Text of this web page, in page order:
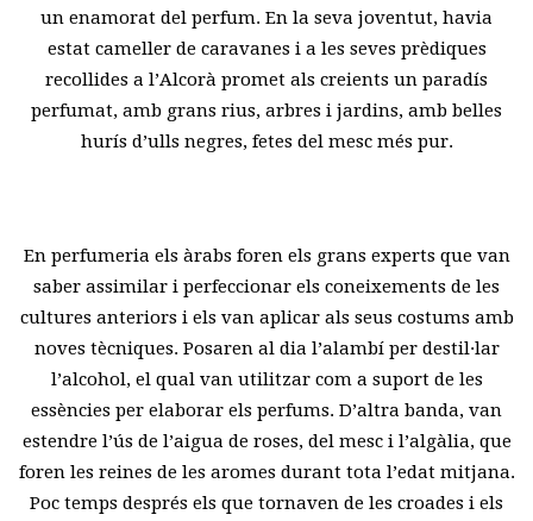
un enamorat del perfum. En la seva joventut, havia
estat cameller de caravanes i a les seves prèdiques
recollides a l’Alcorà promet als creients un paradís
perfumat, amb grans rius, arbres i jardins, amb belles
hurís d’ulls negres, fetes del mesc més pur.
En perfumeria els àrabs foren els grans experts que van
saber assimilar i perfeccionar els coneixements de les
cultures anteriors i els van aplicar als seus costums amb
noves tècniques. Posaren al dia l’alambí per destil·lar
l’alcohol, el qual van utilitzar com a suport de les
essències per elaborar els perfums. D’altra banda, van
estendre l’ús de l’aigua de roses, del mesc i l’algàlia, que
foren les reines de les aromes durant tota l’edat mitjana.
Poc temps després els que tornaven de les croades i els